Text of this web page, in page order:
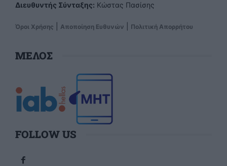
Διευθυντής Σύνταξης: Κώστας Πασίσης
Όροι Χρήσης Αποποίηση Ευθυνών Πολιτική Απορρήτου
ΜΕΛΟΣ
FOLLOW US